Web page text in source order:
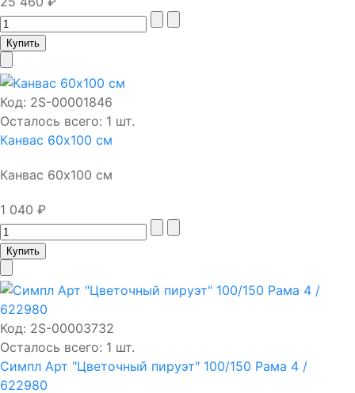
Код: 2S-00001846
Осталось всего: 1 шт.
Канвас 60х100 см
Канвас 60х100 см
1 040 ₽
Код: 2S-00003732
Осталось всего: 1 шт.
Симпл Арт "Цветочный пируэт" 100/150 Рама 4 /
622980